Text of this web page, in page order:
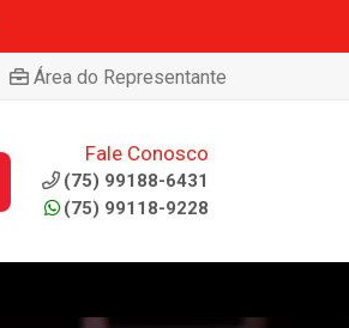
Área do Representante
Fale Conosco
(75) 99188-6431
(75) 99118-9228